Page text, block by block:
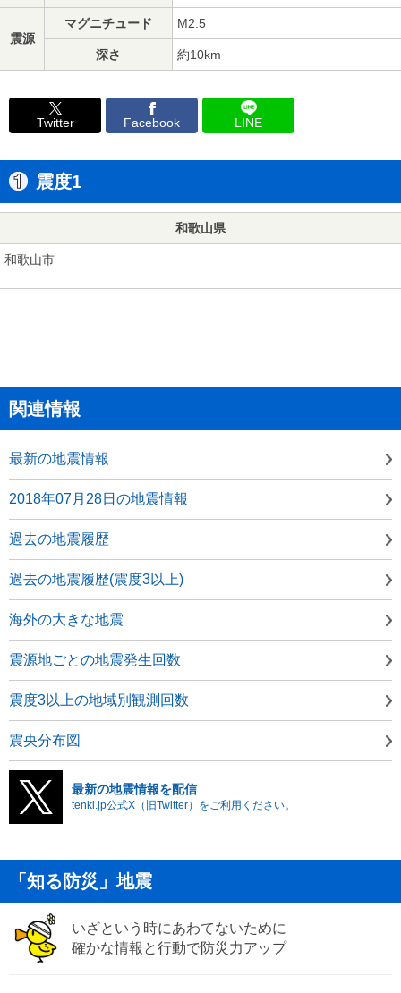
震源
マグニチュード M2.5
深さ 約10km
Twitter Facebook LINE
震度1
和歌山県
和歌山市
関連情報
最新の地震情報
2018年07月28日の地震情報
過去の地震履歴
過去の地震履歴(震度3以上)
海外の大きな地震
震源地ごとの地震発生回数
震度3以上の地域別観測回数
震央分布図
最新の地震情報を配信
tenki.jp公式X（旧Twitter）をご利用ください。
「知る防災」地震
いざという時にあわてないために
確かな情報と行動で防災力アップ